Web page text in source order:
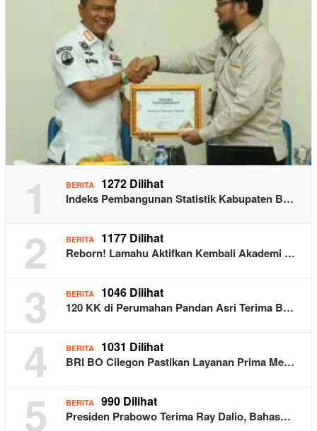
1 BERITA 1272 Dilihat
Indeks Pembangunan Statistik Kabupaten B…
2 BERITA 1177 Dilihat
Reborn! Lamahu Aktifkan Kembali Akademi …
3 BERITA 1046 Dilihat
120 KK di Perumahan Pandan Asri Terima B…
4 BERITA 1031 Dilihat
BRI BO Cilegon Pastikan Layanan Prima Me…
5 BERITA 990 Dilihat
Presiden Prabowo Terima Ray Dalio, Bahas…